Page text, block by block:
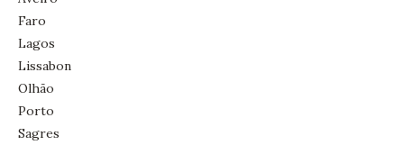
Faro
Lagos
Lissabon
Olhão
Porto
Sagres